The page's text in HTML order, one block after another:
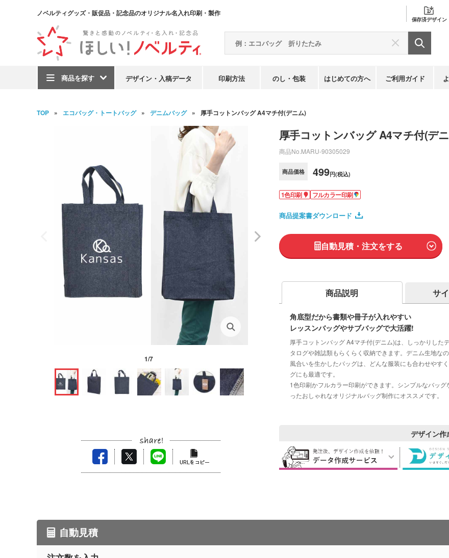
ノベルティグッズ・販促品・記念品のオリジナル名入れ印刷・製作
保存済デザイン
商品を探す デザイン・入稿データ 印刷方法 のし・包装 はじめての方へ ご利用ガイド
TOP エコバッグ・トートバッグ デニムバッグ 厚手コットンバッグ A4マチ付(デニム)
1/7
厚手コットンバッグ A4マチ付(デ
商品No. MARU-90305029
商品価格 499円(税込)
1色印刷 フルカラー印刷
商品提案書ダウンロード
自動見積・注文をする
商品説明 サ
角底型だから書類や冊子が入れやすい
レッスンバッグやサブバッグで大活躍!
厚手コットンバッグ A4マチ付(デニム)は、しっかりした
タログや雑誌類もらくらく収納できます。デニム生地な
風合いを生かしたバッグは、どんな服装にも合わせやす
グにも最適です。
1色印刷かフルカラー印刷ができます。シンプルなバッ
ったおしゃれなオリジナルバッグ制作にオススメです。
デザイン作
自動見積